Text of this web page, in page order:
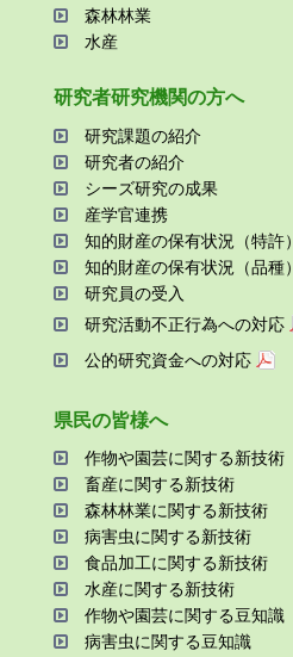
森林林業
⽔産
研究者研究機関の⽅へ
研究課題の紹介
研究者の紹介
シーズ研究の成果
産学官連携
知的財産の保有状況（特許）
知的財産の保有状況（品種）
研究員の受⼊
研究活動不正⾏為への対応
公的研究資金への対応
県⺠の皆様へ
作物や園芸に関する新技術
畜産に関する新技術
森林林業に関する新技術
病害⾍に関する新技術
⾷品加⼯に関する新技術
⽔産に関する新技術
作物や園芸に関する⾖知識
病害⾍に関する⾖知識